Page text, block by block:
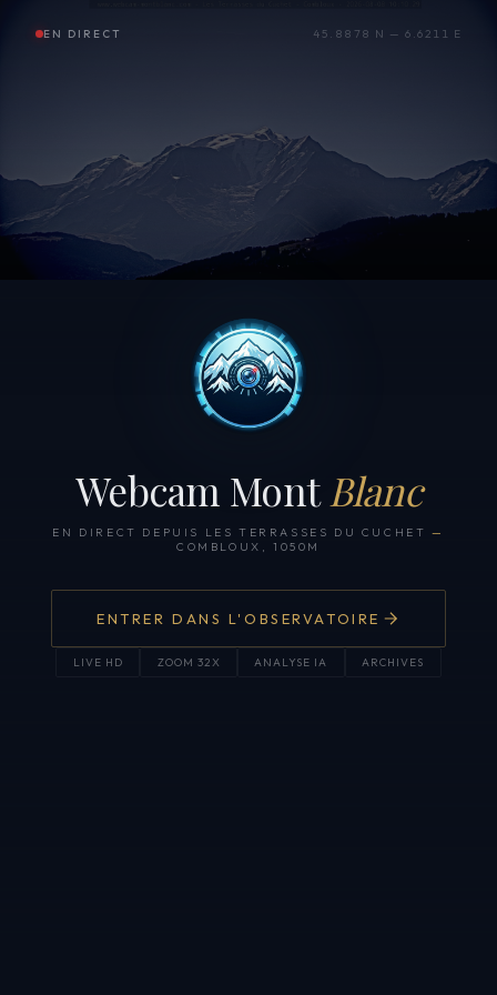
EN DIRECT 45.8878 N — 6.6211 E
Webcam Mont Blanc
EN DIRECT DEPUIS LES TERRASSES DU CUCHET —
COMBLOUX, 1050M
ENTRER DANS L'OBSERVATOIRE
LIVE HD ZOOM 32X ANALYSE IA ARCHIVES